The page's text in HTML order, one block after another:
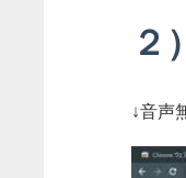
２
↓音声